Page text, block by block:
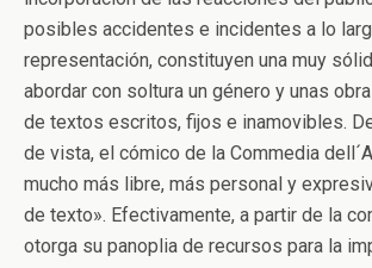
posibles accidentes e incidentes a lo
representación, constituyen una muy
abordar con soltura un género y unas
de textos escritos, fijos e inamovibles.
de vista, el cómico de la Commedia
mucho más libre, más personal y
de texto». Efectivamente, a partir de la
otorga su panoplia de recursos para la